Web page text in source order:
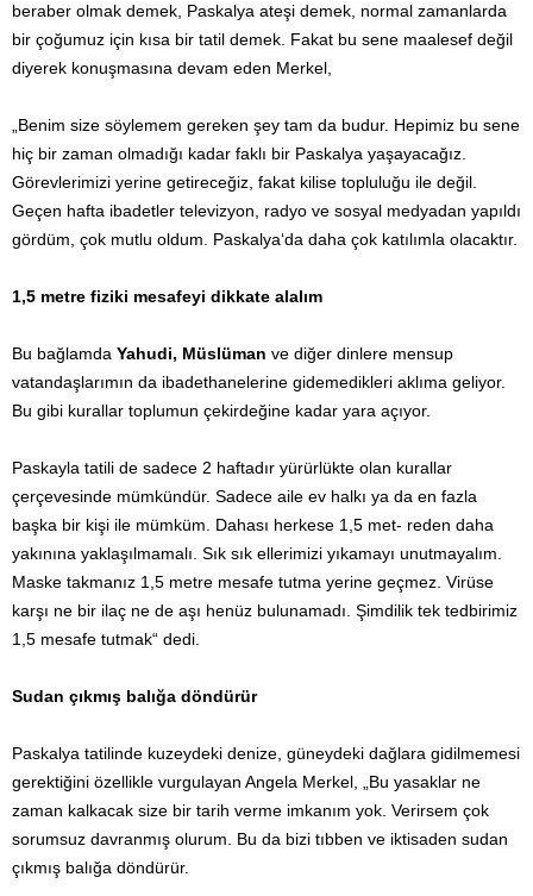
beraber olmak demek, Paskalya ateşi demek, normal zamanlarda
bir çoğumuz için kısa bir tatil demek. Fakat bu sene maalesef değil
diyerek konuşmasına devam eden Merkel,
„Benim size söylemem gereken şey tam da budur. Hepimiz bu sene
hiç bir zaman olmadığı kadar faklı bir Paskalya yaşayacağız.
Görevlerimizi yerine getireceğiz, fakat kilise topluluğu ile değil.
Geçen hafta ibadetler televizyon, radyo ve sosyal medyadan yapıldı
gördüm, çok mutlu oldum. Paskalya‘da daha çok katılımla olacaktır.
1,5 metre fiziki mesafeyi dikkate alalım
Bu bağlamda Yahudi, Müslüman ve diğer dinlere mensup
vatandaşlarımın da ibadethanelerine gidemedikleri aklıma geliyor.
Bu gibi kurallar toplumun çekirdeğine kadar yara açıyor.
Paskayla tatili de sadece 2 haftadır yürürlükte olan kurallar
çerçevesinde mümkündür. Sadece aile ev halkı ya da en fazla
başka bir kişi ile mümküm. Dahası herkese 1,5 met- reden daha
yakınına yaklaşılmamalı. Sık sık ellerimizi yıkamayı unutmayalım.
Maske takmanız 1,5 metre mesafe tutma yerine geçmez. Virüse
karşı ne bir ilaç ne de aşı henüz bulunamadı. Şimdilik tek tedbirimiz
1,5 mesafe tutmak“ dedi.
Sudan çıkmış balığa döndürür
Paskalya tatilinde kuzeydeki denize, güneydeki dağlara gidilmemesi
gerektiğini özellikle vurgulayan Angela Merkel, „Bu yasaklar ne
zaman kalkacak size bir tarih verme imkanım yok. Verirsem çok
sorumsuz davranmış olurum. Bu da bizi tıbben ve iktisaden sudan
çıkmış balığa döndürür.